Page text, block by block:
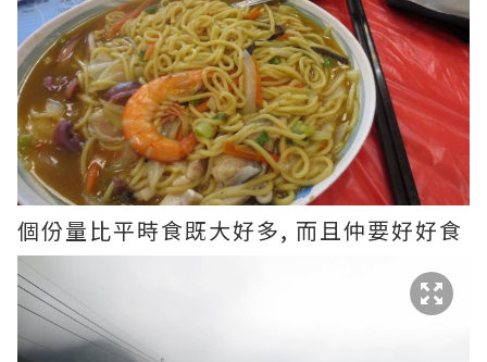
個份量比平時食既大好多, 而且仲要好好食